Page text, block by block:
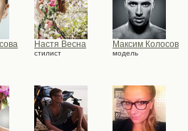
Настя Весна
стилист
Максим Колосов
модель